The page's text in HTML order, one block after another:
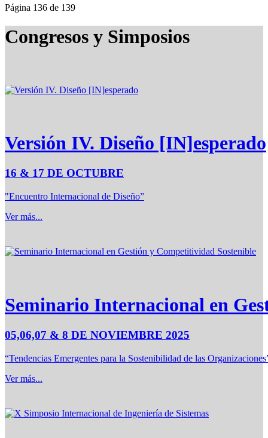
Página 136 de 139
Congresos y Simposios
Versión IV. Diseño [IN]esperado
16 & 17 DE OCTUBRE
"Encuentro Internacional de Diseño”
Ver más...
Seminario Internacional en
05,06,07 & 8 DE NOVIEMBRE 2025
“Tendencias Emergentes para la Sostenibilidad de las
Ver más...